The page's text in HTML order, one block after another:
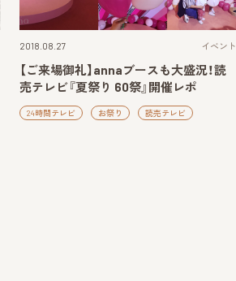
2018.08.27 イベント
【ご来場御礼】annaブースも大盛況！読
売テレビ『夏祭り 60祭』開催レポ
24時間テレビ お祭り 読売テレビ